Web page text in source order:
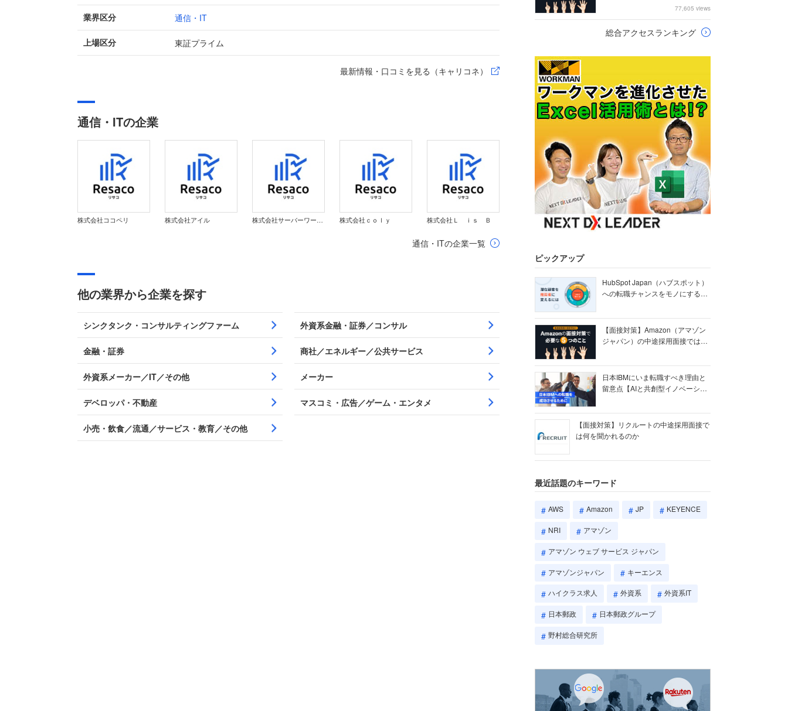
業界区分 通信・IT
上場区分 東証プライム
最新情報・口コミを見る（キャリコネ）
通信・ITの企業
株式会社ココペリ 株式会社アイル 株式会社サーバーワークス 株式会社ｃｏｌｙ 株式会社Ｌ ｉｓ Ｂ
通信・ITの企業一覧
他の業界から企業を探す
シンクタンク・コンサルティングファーム 外資系金融・証券／コンサル
金融・証券 商社／エネルギー／公共サービス
外資系メーカー／IT／その他 メーカー
デベロッパ・不動産 マスコミ・広告／ゲーム・エンタメ
小売・飲食／流通／サービス・教育／その他
77,605 views
総合アクセスランキング
ピックアップ
HubSpot Japan（ハブスポット）
への転職チャンスをモノにする
【面接対策】Amazon（アマゾン
ジャパン）の中途採用面接では何
日本IBMにいま転職すべき理由と
留意点【AIと共創型イノベーショ
【面接対策】リクルートの中途採用面接で
は何を聞かれるのか
最近話題のキーワード
AWS Amazon JP KEYENCE
NRI アマゾン
アマゾン ウェブ サービス ジャパン
アマゾンジャパン キーエンス
ハイクラス求人 外資系 外資系IT
日本郵政 日本郵政グループ
野村総合研究所